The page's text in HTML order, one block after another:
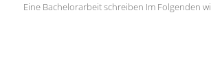
Eine Bachelorarbeit schreiben Im Folgenden